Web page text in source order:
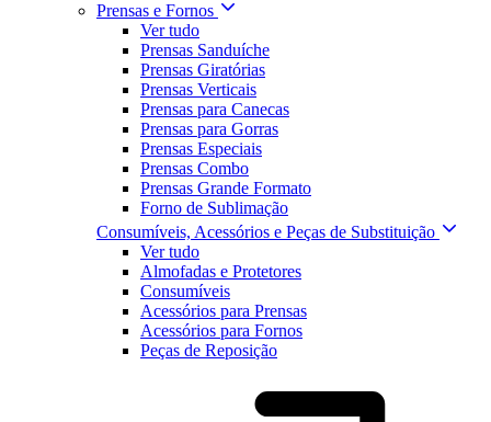
Prensas e Fornos
Ver tudo
Prensas Sanduíche
Prensas Giratórias
Prensas Verticais
Prensas para Canecas
Prensas para Gorras
Prensas Especiais
Prensas Combo
Prensas Grande Formato
Forno de Sublimação
Consumíveis, Acessórios e Peças de Substituição
Ver tudo
Almofadas e Protetores
Consumíveis
Acessórios para Prensas
Acessórios para Fornos
Peças de Reposição